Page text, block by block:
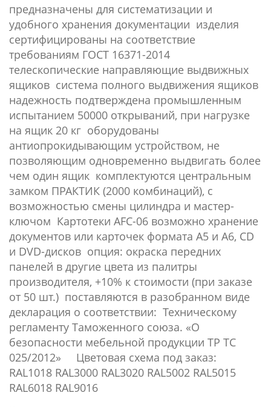
предназначены для систематизации и
удобного хранения документации изделия
сертифицированы на соответствие
требованиям ГОСТ 16371-2014
телескопические направляющие выдвижных
ящиков система полного выдвижения ящиков
надежность подтверждена промышленным
испытанием 50000 открываний, при нагрузке
на ящик 20 кг оборудованы
антиопрокидывающим устройством, не
позволяющим одновременно выдвигать более
чем один ящик комплектуются центральным
замком ПРАКТИК (2000 комбинаций), с
возможностью смены цилиндра и мастер-
ключом Картотеки AFC-06 возможно хранение
документов или карточек формата А5 и А6, CD
и DVD-дисков опция: окраска передних
панелей в другие цвета из палитры
производителя, +10% к стоимости (при заказе
от 50 шт.) поставляются в разобранном виде
декларация о соответствии: Техническому
регламенту Таможенного союза. «О
безопасности мебельной продукции ТР ТС
025/2012» Цветовая схема под заказ:
RAL1018 RAL3000 RAL3020 RAL5002 RAL5015
RAL6018 RAL9016